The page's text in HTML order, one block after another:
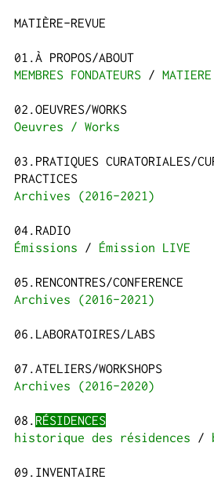
MATIÈRE-REVUE
À PROPOS/ABOUT
MEMBRES FONDATEURS
OEUVRES/WORKS
Oeuvres / Works
PRATIQUES CURATORIALES/
PRACTICES
Archives (2016-2021)
RADIO
Émissions
Émission LIVE
RENCONTRES/CONFERENCE
Archives (2016-2021)
LABORATOIRES/LABS
ATELIERS/WORKSHOPS
Archives (2016-2020)
RÉSIDENCES
historique des résidences
INVENTAIRE